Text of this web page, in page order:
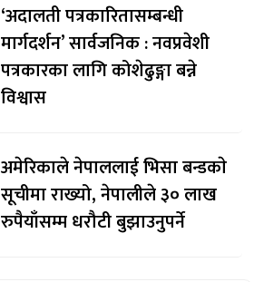
‘अदालती पत्रकारितासम्बन्धी
मार्गदर्शन’ सार्वजनिक : नवप्रवेशी
पत्रकारका लागि कोशेढुङ्गा बन्ने
विश्वास
अमेरिकाले नेपाललाई भिसा बन्डकाे
सूचीमा राख्यो, नेपालीले ३० लाख
रुपैयाँसम्म धरौटी बुझाउनुपर्ने